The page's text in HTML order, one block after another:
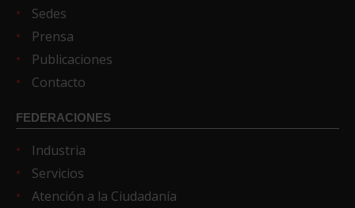
Sedes
Prensa
Publicaciones
Contacto
FEDERACIONES
Industria
Servicios
Atención a la Ciudadanía